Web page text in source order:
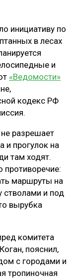
инициативу по
в лесах
и
«Ведомости»
кодекс РФ
разрешает
и прогулок на
там ходят.
противоречие:
маршруты на
и под
вырубка
комитета
пояснил,
с городами и
тропиночная